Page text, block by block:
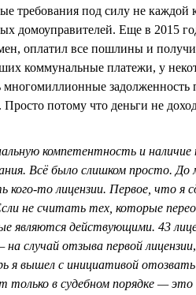
требования под силу не каждой
домоуправителей. Еще в 2015
оплатил все пошлины и
коммунальные платежи, у
задолженность
потому что деньги не
компетентность и наличие
Всё было слишком просто. До
то лицензии. Первое, что я
не считать тех, которые
являются действующими. 43
случай отзыва первой лицензии
я вышел с инициативой отозвать
только в судебном порядке —